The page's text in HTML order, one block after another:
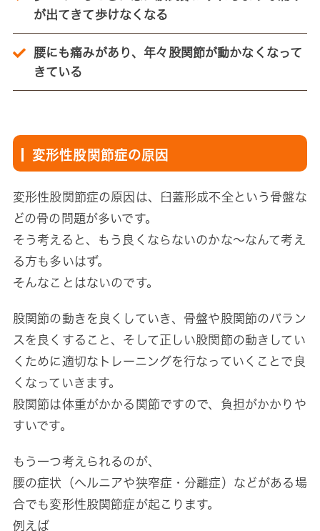
が出てきて歩けなくなる
腰にも痛みがあり、年々股関節が動かなくなって
きている
変形性股関節症の原因
変形性股関節症の原因は、臼蓋形成不全という骨盤な
どの骨の問題が多いです。
そう考えると、もう良くならないのかな～なんて考え
る方も多いはず。
そんなことはないのです。
股関節の動きを良くしていき、骨盤や股関節のバラン
スを良くすること、そして正しい股関節の動きしてい
くために適切なトレーニングを行なっていくことで良
くなっていきます。
股関節は体重がかかる関節ですので、負担がかかりや
すいです。
もう一つ考えられるのが、
腰の症状（ヘルニアや狭窄症・分離症）などがある場
合でも変形性股関節症が起こります。
例えば